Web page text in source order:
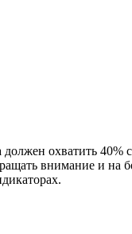
охватить
внимание и на